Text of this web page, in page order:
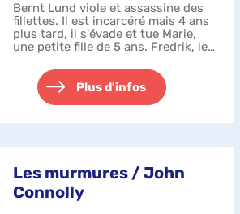
Bernt Lund viole et assassine des
fillettes. Il est incarcéré mais 4 ans
plus tard, il s'évade et tue Marie,
une petite fille de 5 ans. Fredrik, le
rendre lui-même la justice afin de
sauver d'aut...Plus d'infos
Les murmures / John
Connolly